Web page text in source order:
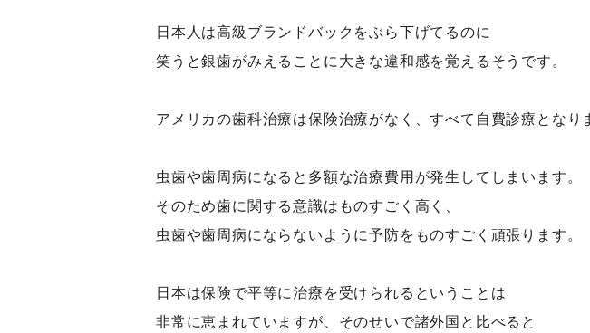
日本人は高級ブランドバックをぶら下げてるのに
笑うと銀歯がみえることに大きな違和感を覚えるそうです。
アメリカの歯科治療は保険治療がなく、すべて自費診療となり
虫歯や歯周病になると多額な治療費用が発生してしまいます。
そのため歯に関する意識はものすごく高く、
虫歯や歯周病にならないように予防をものすごく頑張ります。
日本は保険で平等に治療を受けられるということは
非常に恵まれていますが、そのせいで諸外国と比べると